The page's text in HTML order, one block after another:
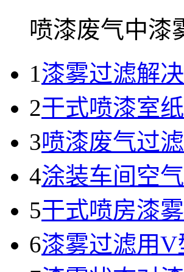
喷漆废气中漆
1漆雾过滤解
2干式喷漆室
3喷漆废气过
4涂装车间空
5干式喷房漆
6漆雾过滤用